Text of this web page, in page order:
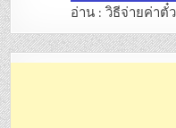
อ่าน : วิธีจ่ายค่าตั๋